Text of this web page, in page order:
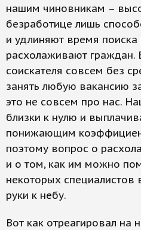
нашим чиновникам –
безработице лишь
и удлиняют время поиска
расхолаживают граждан.
соискателя совсем без
занять любую вакансию
это не совсем про нас.
близки к нулю и
понижающим
поэтому вопрос о
и о том, как им можно
некоторых
руки к небу.
Вот как отреагировал на